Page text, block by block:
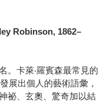
Robinson, 1862–
。卡萊‧羅賓森最常見的
展出個人的藝術語彙，
祕、玄奧、驚奇加以結